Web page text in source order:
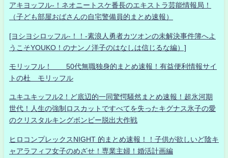
アキヨッフル-！ネオニートスケ番長のエキストラ芸能情報局！
（子ども部屋おばさんの自宅警備員的まとめ速報）
[ヨシヨシロッフル-！！-素浪人勇者カツオンの未解決事件簿へよ
うこそYOUKO！のナンノ洋子のはなしは信じるな編）]
モリッフル！ 50代無職独身的まとめ速報！有益便利情報サイ
トの杜 モリッフル
ユキユキッフル2！ど底辺的一同驚愕騒然まとめ速報！超氷河期
世代！人生の強制ロスカットですべてを失ったキグナス氷子の愛
のクリスタルキングボンビー脱出大作戦
ヒロコンプレックスNIGHT 的まとめ速報！！子供が欲しいど陰キ
ャアラフィフ女子のめざせ！専業主婦！婚活計画編